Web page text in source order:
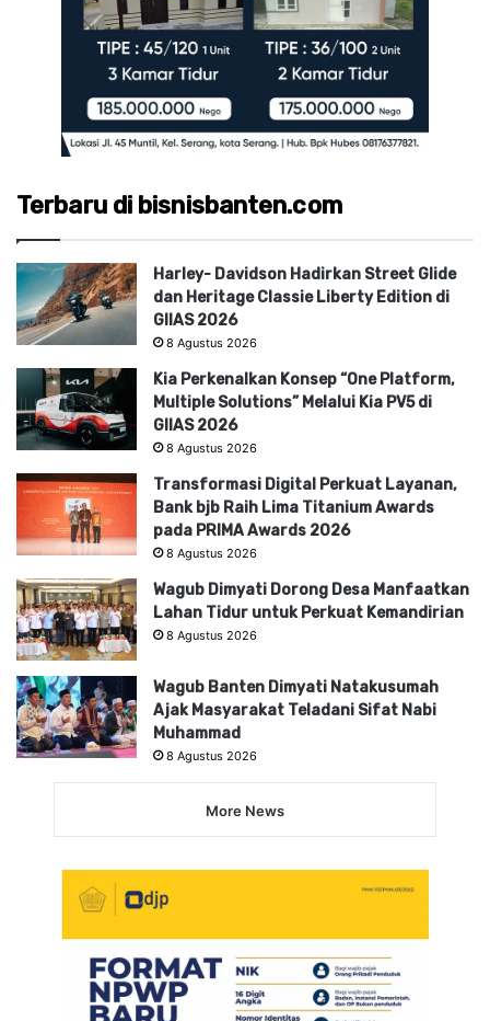
Terbaru di bisnisbanten.com
Harley- Davidson Hadirkan Street Glide
dan Heritage Classie Liberty Edition di
GIIAS 2026
8 Agustus 2026
Kia Perkenalkan Konsep “One Platform,
Multiple Solutions” Melalui Kia PV5 di
GIIAS 2026
8 Agustus 2026
Transformasi Digital Perkuat Layanan,
Bank bjb Raih Lima Titanium Awards
pada PRIMA Awards 2026
8 Agustus 2026
Wagub Dimyati Dorong Desa Manfaatkan
Lahan Tidur untuk Perkuat Kemandirian
8 Agustus 2026
Wagub Banten Dimyati Natakusumah
Ajak Masyarakat Teladani Sifat Nabi
Muhammad
8 Agustus 2026
More News